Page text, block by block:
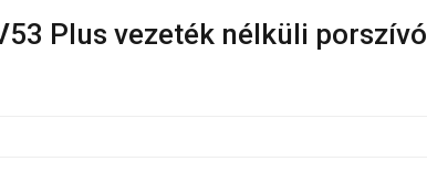
Plus vezeték nélküli porszívó